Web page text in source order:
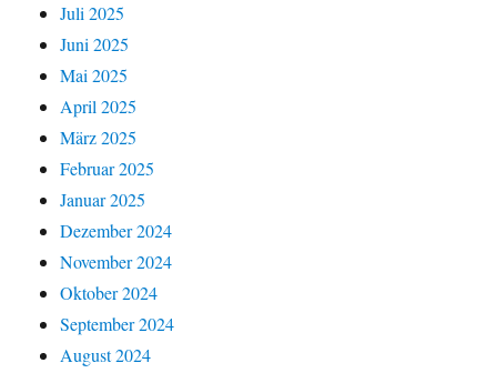
Juli 2025
Juni 2025
Mai 2025
April 2025
März 2025
Februar 2025
Januar 2025
Dezember 2024
November 2024
Oktober 2024
September 2024
August 2024